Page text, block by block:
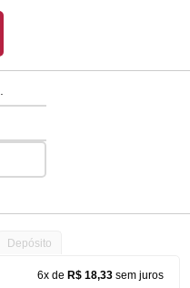
Depósito
6x de R$ 18,33 sem juros